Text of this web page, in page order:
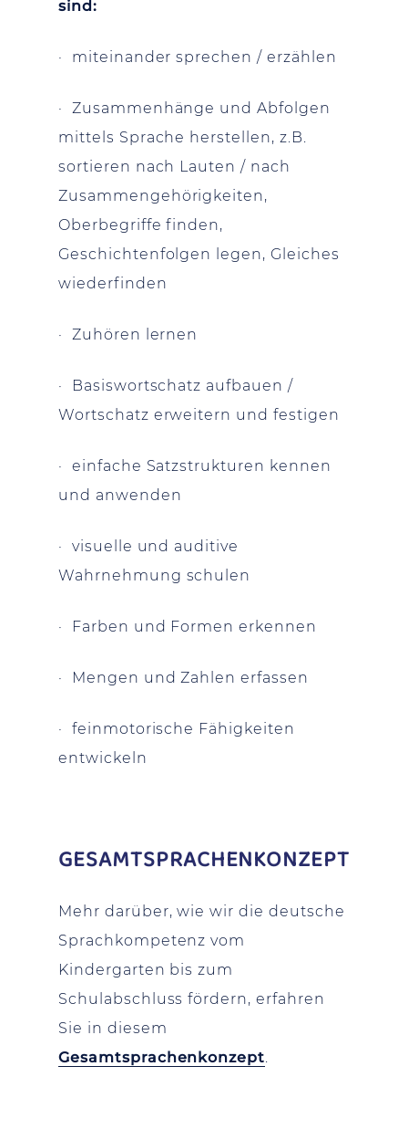
sind:
· miteinander sprechen / erzählen
· Zusammenhänge und Abfolgen
mittels Sprache herstellen, z.B.
sortieren nach Lauten / nach
Zusammengehörigkeiten,
Oberbegriffe finden,
Geschichtenfolgen legen, Gleiches
wiederfinden
· Zuhören lernen
· Basiswortschatz aufbauen /
Wortschatz erweitern und festigen
· einfache Satzstrukturen kennen
und anwenden
· visuelle und auditive
Wahrnehmung schulen
· Farben und Formen erkennen
· Mengen und Zahlen erfassen
· feinmotorische Fähigkeiten
entwickeln
GESAMTSPRACHENKONZEPT
Mehr darüber, wie wir die deutsche
Sprachkompetenz vom
Kindergarten bis zum
Schulabschluss fördern, erfahren
Sie in diesem
Gesamtsprachenkonzept